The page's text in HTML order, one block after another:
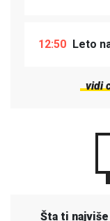
12:50 Leto
vidi
Šta ti